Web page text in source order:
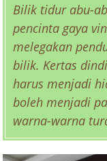
Bilik tidur abu-
pencinta gaya
melegakan
bilik. Kertas
harus menjadi
boleh menjadi
warna-warna